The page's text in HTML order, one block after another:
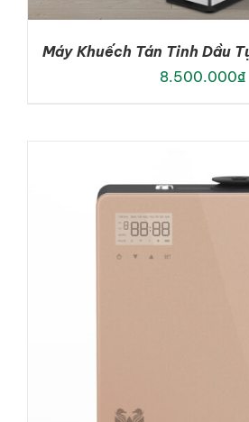
ADD TO CART /
Máy Khuếch Tán Tinh Dầu
8.500.000₫